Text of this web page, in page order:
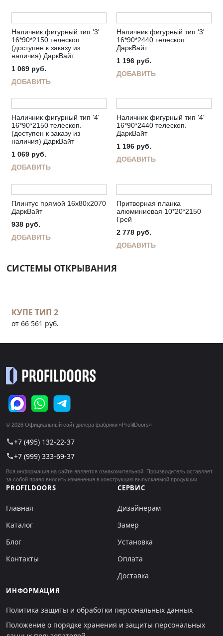
Наличник фигурный тип '3'
16*90*2150 телескоп.
(доступен к заказу из
наличия) ДаркВайт
1 069 руб.
ДОБАВИТЬ
Наличник фигурный тип '3'
16*90*2440 телескоп.
ДаркВайт
1 196 руб.
ДОБАВИТЬ
Наличник фигурный тип '4'
16*90*2150 телескоп.
(доступен к заказу из
наличия) ДаркВайт
1 069 руб.
ДОБАВИТЬ
Наличник фигурный тип '4'
16*90*2440 телескоп.
ДаркВайт
1 196 руб.
ДОБАВИТЬ
Плинтус прямой 16х80х2070
ДаркВайт
938 руб.
ДОБАВИТЬ
Притворная планка
алюминиевая 10*20*2150
Грей
2 778 руб.
ДОБАВИТЬ
СИСТЕМЫ ОТКРЫВАНИЯ
КУПЕ ТИП 2
от 66 561 руб.
© 2026 Официальный сайт дилера фабрики «ProfilDoors»
call+7 (495) 132-22-37
call+7 (999) 333-69-37
Вся информация на сайте является ознакомительной. Производитель оставляет
за собой право вносить изменения в конструкцию выпускаемой продукции.
PROFILDOORS
Главная
Каталог
Блог
Контакты
СЕРВИС
Дизайнерам
Замер
Установка
Оплата
Доставка
ИНФОРМАЦИЯ
Политика защиты и обработки персональных данных
Положение о порядке хранения и защиты персональных